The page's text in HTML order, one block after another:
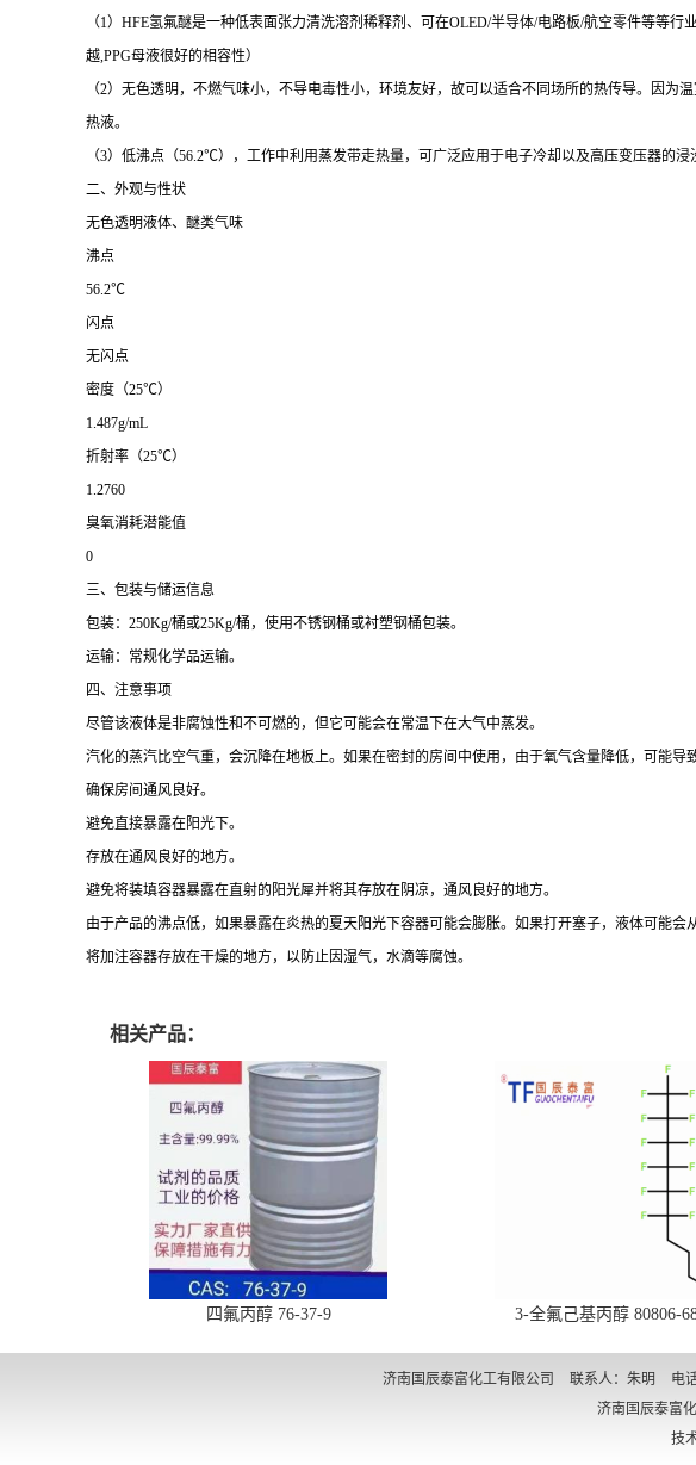
（1） HFE氢氟醚是一种低表面张力清洗溶剂稀释剂、可在OLED/半导体/电路板/航空零件等等行
越,PPG母液很好的相容性）
（2）无色透明，不燃气味小，不导电毒性小，环境友好，故可以适合不同场所的热传导。因为
热液。
（3）低沸点（56.2℃），工作中利用蒸发带走热量，可广泛应用于电子冷却以及高压变压器的
二、外观与性状
无色透明液体、醚类气味
沸点
56.2℃
闪点
无闪点
密度（25℃）
1.487g/mL
折射率（25℃）
1.2760
臭氧消耗潜能值
0
三、包装与储运信息
包装： 250Kg/桶或25Kg/桶，使用不锈钢桶或衬塑钢桶包装。
运输：常规化学品运输。
四、注意事项
尽管该液体是非腐蚀性和不可燃的，但它可能会在常温下在大气中蒸发。
汽化的蒸汽比空气重，会沉降在地板上。如果在密封的房间中使用，由于氧气含量降低，可能导
确保房间通风良好。
避免直接暴露在阳光下。
存放在通风良好的地方。
避免将装填容器暴露在直射的阳光犀并将其存放在阴凉，通风良好的地方。
由于产品的沸点低，如果暴露在炎热的夏天阳光下容器可能会膨胀。如果打开塞子，液体可能会
将加注容器存放在干燥的地方，以防止因湿气，水滴等腐蚀。
相关产品：
四氟丙醇 76-37-9 3-全氟己基丙醇 80806-
济南国辰泰富化工有限公司 联系人：朱明 电
济南国辰泰富
技